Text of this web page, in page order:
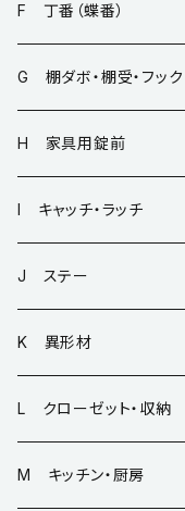
F 丁番（蝶番）
G 棚ダボ・棚受・フック
H 家具用錠前
I キャッチ・ラッチ
J ステー
K 異形材
L クローゼット・収納
M キッチン・厨房